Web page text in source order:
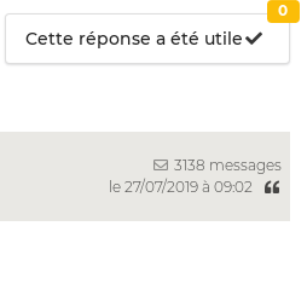
Cette réponse a été utile
0
3138 messages
le 27/07/2019 à 09:02